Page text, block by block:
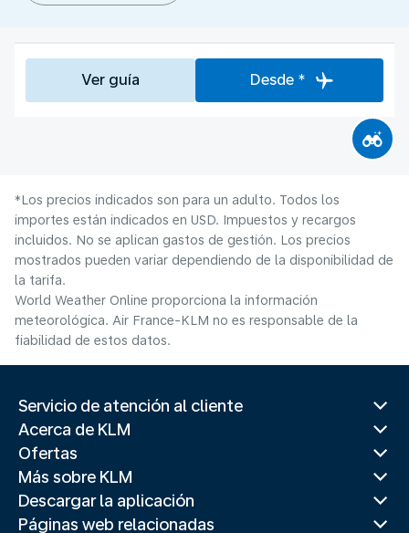
Ver guía Desde *
*Los precios indicados son para un adulto. Todos los
importes están indicados en USD. Impuestos y recargos
incluidos. No se aplican gastos de gestión. Los precios
mostrados pueden variar dependiendo de la disponibilidad de
la tarifa.
World Weather Online proporciona la información
meteorológica. Air France-KLM no es responsable de la
fiabilidad de estos datos.
Servicio de atención al cliente
Acerca de KLM
Ofertas
Más sobre KLM
Descargar la aplicación
Páginas web relacionadas